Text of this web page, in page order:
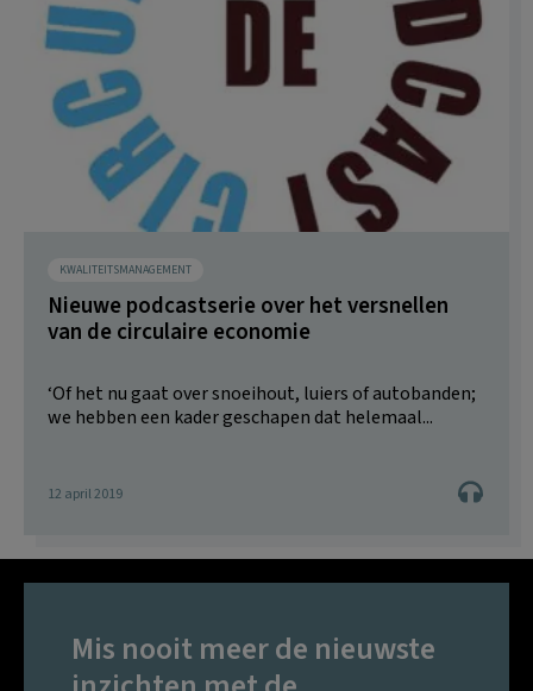
KWALITEITSMANAGEMENT
Nieuwe podcastserie over het versnellen
van de circulaire economie
‘Of het nu gaat over snoeihout, luiers of autobanden;
we hebben een kader geschapen dat helemaal...
12 april 2019
Mis nooit meer de nieuwste